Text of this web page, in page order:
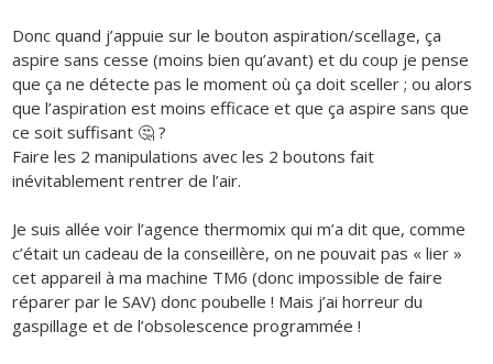
Donc quand j’appuie sur le bouton aspiration/scellage, ça
aspire sans cesse (moins bien qu’avant) et du coup je pense
que ça ne détecte pas le moment où ça doit sceller ; ou alors
que l’aspiration est moins efficace et que ça aspire sans que
ce soit suffisant 🤔 ?
Faire les 2 manipulations avec les 2 boutons fait
inévitablement rentrer de l’air.
Je suis allée voir l’agence thermomix qui m’a dit que, comme
c’était un cadeau de la conseillère, on ne pouvait pas « lier »
cet appareil à ma machine TM6 (donc impossible de faire
réparer par le SAV) donc poubelle ! Mais j’ai horreur du
gaspillage et de l’obsolescence programmée !